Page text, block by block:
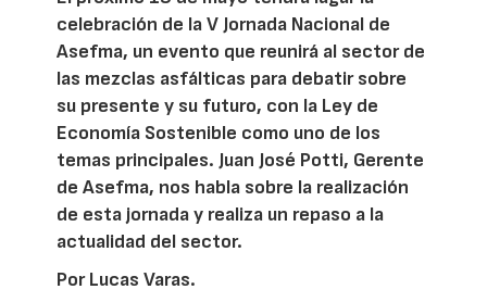
celebración de la V Jornada Nacional de
Asefma, un evento que reunirá al sector de
las mezclas asfálticas para debatir sobre
su presente y su futuro, con la Ley de
Economía Sostenible como uno de los
temas principales. Juan José Potti, Gerente
de Asefma, nos habla sobre la realización
de esta jornada y realiza un repaso a la
actualidad del sector.
Por Lucas Varas.